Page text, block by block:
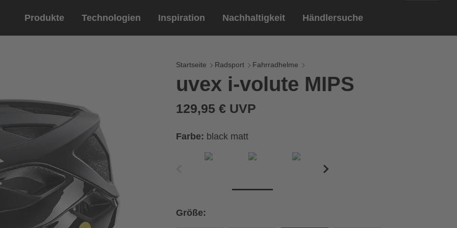
Produkte
Reithandschuhe
Eyewear
Sportbrillen
Lifestyle Brillen
Technologien
Reithandschuhe
Inspiration Nachhaltigkeit Händlersuche
Deutsch
Startseite Radsport Fahrradhelme
uvex i-volute MIPS
129,95 € UVP
Farbe: black matt
Größe: